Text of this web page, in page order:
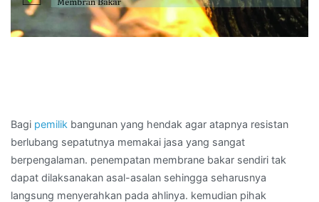
Bagi pemilik bangunan yang hendak agar atapnya resistan
berlubang sepatutnya memakai jasa yang sangat
berpengalaman. penempatan membrane bakar sendiri tak
dapat dilaksanakan asal-asalan sehingga seharusnya
langsung menyerahkan pada ahlinya. kemudian pihak